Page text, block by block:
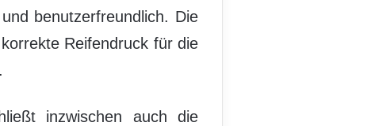
benutzerfreundlich. Die
Reifendruck für die
inzwischen auch die